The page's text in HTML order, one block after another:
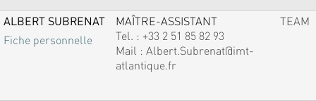
ALBERT SUBRENAT
Fiche personnelle
MAÎTRE-ASSISTANT
Tel. : +33 2 51 85 82 93
Mail : Albert.Subrenat@imt-
atlantique.fr
TEAM